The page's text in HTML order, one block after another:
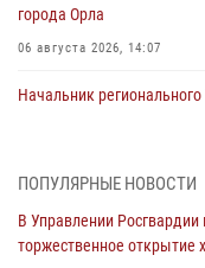
города Орла
06 августа 2026, 14:07
Начальник
первое полугодие
05 августа 2026, 13:12
ПОПУЛЯРНЫЕ НОВОСТИ
В Управлении
торжественное открытие